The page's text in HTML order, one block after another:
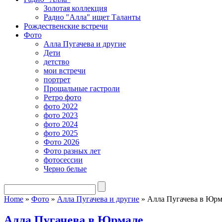
Золотая коллекция
Радио "Алла" ищет Таланты
Рождественские встречи
Фото
Алла Пугачева и другие
Дети
детство
мои встречи
портрет
Прощальные гастроли
Ретро фото
фото 2022
фото 2023
фото 2024
фото 2025
Фото 2026
Фото разных лет
фотосессии
Черно белые
Home » Фото » Алла Пугачева и другие » Алла Пугачева в